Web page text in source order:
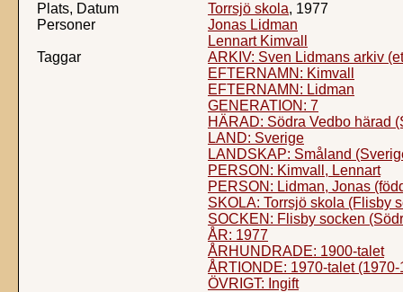
Plats, Datum Torrsjö skola, 1977
Personer
Jonas Lidman
Lennart Kimvall
Taggar
ARKIV: Sven Lidmans arkiv
EFTERNAMN: Kimvall
EFTERNAMN: Lidman
GENERATION: 7
HÄRAD: Södra Vedbo härad
LAND: Sverige
LANDSKAP: Småland
PERSON: Kimvall, Lennart
PERSON: Lidman, Jonas
SKOLA: Torrsjö skola (Flisby
SOCKEN: Flisby socken
ÅR: 1977
ÅRHUNDRADE: 1900-talet
ÅRTIONDE: 1970-talet (1970-
ÖVRIGT: Ingift